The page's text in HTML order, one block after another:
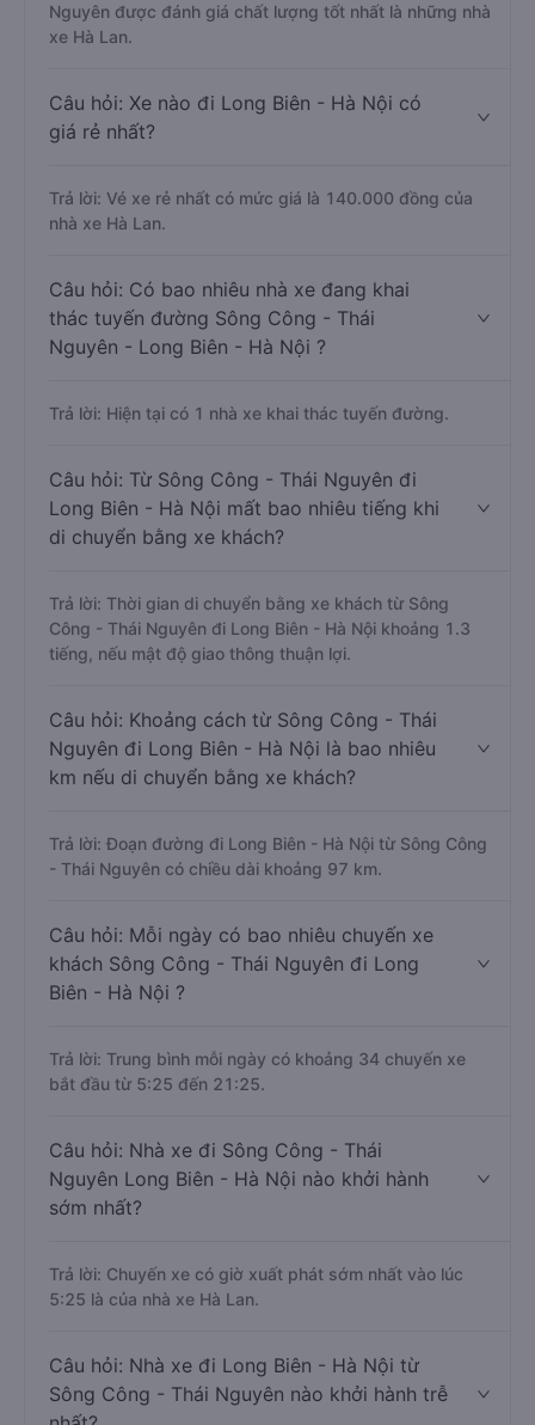
Nguyên được đánh giá chất lượng tốt nhất là những nhà
xe Hà Lan.
Câu hỏi: Xe nào đi Long Biên - Hà Nội có
giá rẻ nhất?
Trả lời: Vé xe rẻ nhất có mức giá là 140.000 đồng của
nhà xe Hà Lan.
Câu hỏi: Có bao nhiêu nhà xe đang khai
thác tuyến đường Sông Công - Thái
Nguyên - Long Biên - Hà Nội ?
Trả lời: Hiện tại có 1 nhà xe khai thác tuyến đường.
Câu hỏi: Từ Sông Công - Thái Nguyên đi
Long Biên - Hà Nội mất bao nhiêu tiếng khi
di chuyển bằng xe khách?
Trả lời: Thời gian di chuyển bằng xe khách từ Sông
Công - Thái Nguyên đi Long Biên - Hà Nội khoảng 1.3
tiếng, nếu mật độ giao thông thuận lợi.
Câu hỏi: Khoảng cách từ Sông Công - Thái
Nguyên đi Long Biên - Hà Nội là bao nhiêu
km nếu di chuyển bằng xe khách?
Trả lời: Đoạn đường đi Long Biên - Hà Nội từ Sông Công
- Thái Nguyên có chiều dài khoảng 97 km.
Câu hỏi: Mỗi ngày có bao nhiêu chuyến xe
khách Sông Công - Thái Nguyên đi Long
Biên - Hà Nội ?
Trả lời: Trung bình mỗi ngày có khoảng 34 chuyến xe
bắt đầu từ 5:25 đến 21:25.
Câu hỏi: Nhà xe đi Sông Công - Thái
Nguyên Long Biên - Hà Nội nào khởi hành
sớm nhất?
Trả lời: Chuyến xe có giờ xuất phát sớm nhất vào lúc
5:25 là của nhà xe Hà Lan.
Câu hỏi: Nhà xe đi Long Biên - Hà Nội từ
Sông Công - Thái Nguyên nào khởi hành trễ